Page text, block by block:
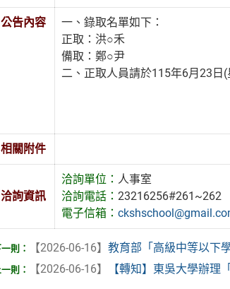
公告內容
一、錄取名單如下：
正取：洪○禾
備取：鄭○尹
二、正取人員請於115年6月23日
相關附件
洽詢資訊
洽詢單位： 人事室
洽詢電話：23216256#261~262
電子信箱：
【2026-06-16】 教育部「高級中等以下
【2026-06-16】
【轉知】東吳大學辦理